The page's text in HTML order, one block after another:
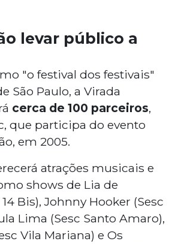
levar público a
"o festival dos festivais"
São Paulo, a Virada
cerca de 100 parceiros,
que participa do evento
em 2005.
atrações musicais e
shows de Lia de
Bis), Johnny Hooker (Sesc
Lima (Sesc Santo Amaro),
Vila Mariana) e Os